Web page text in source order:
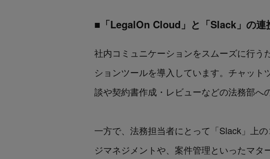
■「LegalOn Cloud」と「Slack」の連
社内コミュニケーションをスムーズに行
ションツールを導入しています。チャッ
談や契約書作成・レビューなどの法務部へ
一方で、法務担当者にとって「Slack」上
ジマネジメントや、案件管理といったマ